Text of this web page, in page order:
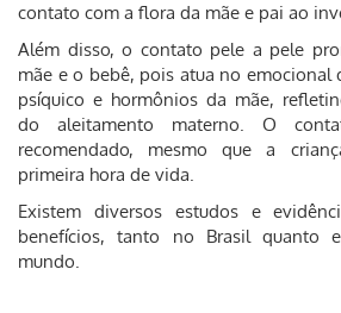
contato com a flora da mãe e pai ao
Além disso, o contato pele a pele
mãe e o bebê, pois atua no emocional
psíquico e hormônios da mãe,
do aleitamento materno. O
recomendado, mesmo que a
primeira hora de vida.
Existem diversos estudos e
benefícios, tanto no Brasil quanto
mundo.